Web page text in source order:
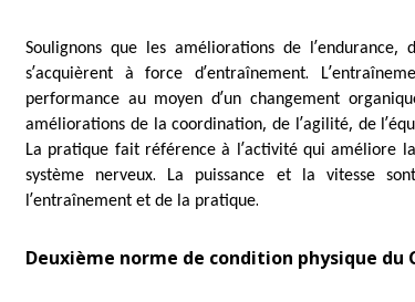
Soulignons que les améliorations de l ’endurance,
s’acquièrent à force d’entraînement. L’
performance au moyen d’un changement
améliorations de la coordination, de l ’agilité, de l’
La pratique fait référence à l ’activité qui améliore
système nerveux.
La puissance et la vitesse
’entraînement et de la pratique.
Deuxième norme de condition physique du